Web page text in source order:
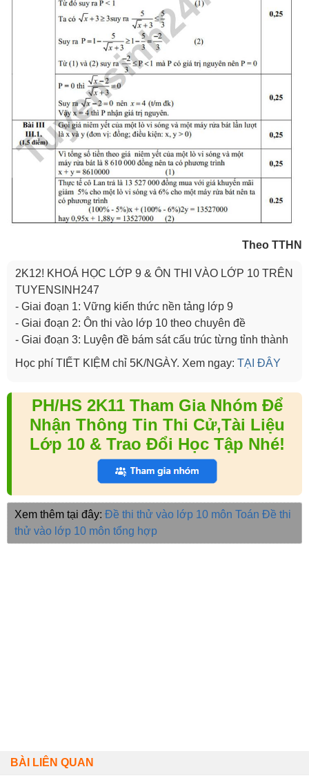
Theo TTHN
2K12! KHOÁ HỌC LỚP 9 & ÔN THI VÀO LỚP 10 TRÊN
TUYENSINH247
- Giai đoạn 1: Vững kiến thức nền tảng lớp 9
- Giai đoạn 2: Ôn thi vào lớp 10 theo chuyên đề
- Giai đoạn 3: Luyện đề bám sát cấu trúc từng tỉnh thành
Học phí TIẾT KIỆM chỉ 5K/NGÀY. Xem ngay: TẠI ĐÂY
PH/HS 2K11 Tham Gia Nhóm Để
Nhận Thông Tin Thi Cử,Tài Liệu
Lớp 10 & Trao Đổi Học Tập Nhé!
Xem thêm tại đây: Đề thi thử vào lớp 10 môn Toán Đề thi
thử vào lớp 10 môn tổng hợp
BÀI LIÊN QUAN